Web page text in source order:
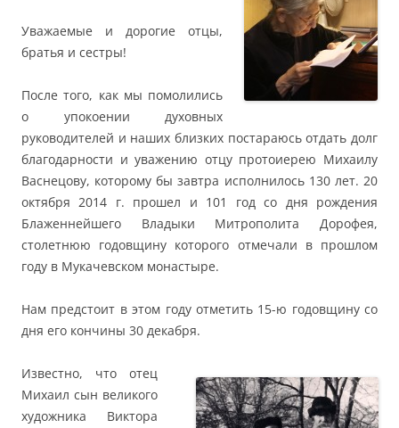
Уважаемые и дорогие отцы,
братья и сестры!
После того, как мы помолились
о упокоении духовных
руководителей и наших близких постараюсь отдать долг
благодарности и уважению отцу протоиерею Михаилу
Васнецову, которому бы завтра исполнилось 130 лет. 20
октября 2014 г. прошел и 101 год со дня рождения
Блаженнейшего Владыки Митрополита Дорофея,
столетнюю годовщину которого отмечали в прошлом
году в Мукачевском монастыре.
Нам предстоит в этом году отметить 15-ю годовщину со
дня его кончины 30 декабря.
Известно, что отец
Михаил сын великого
художника Виктора